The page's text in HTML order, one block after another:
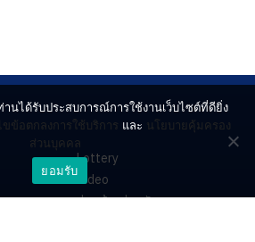
Lottery
Video
ร่วมด้วยช่วยกัน
นได้รับประสบการณ์การใช้งานเว็บไซต์ที่ดียิ่ง
ขข้อตกลงการใช้บริการ และ นโยบายคุ้มครอง
ส่วนบุคคล
ยอมรับ